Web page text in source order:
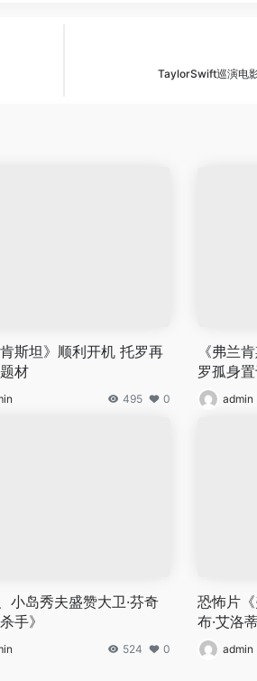
TaylorSwift巡演电
肯斯坦》顺利开机 托罗再
材
495 0
《弗兰
罗孤身
admin
小岛秀夫盛赞大卫·芬奇
手》
524 0
恐怖片
布·艾洛
admin